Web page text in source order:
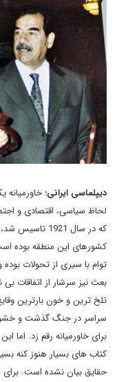
دیپلماسی ایرانی: خاورمیانه
لحاظ سیاسی، اقتصادی و
که در سال
کشورهای این منطقه بوده
توام با سیری از تحولات
بعث نیز سرشار از اتفاقات
تلخ ترین و خون بارترین
سراسر در جنگ گذشت و
برای خاورمیانه رقم زد. اما
کتاب های بسیار هنوز کنه
حقایق بیان نشده است. برای